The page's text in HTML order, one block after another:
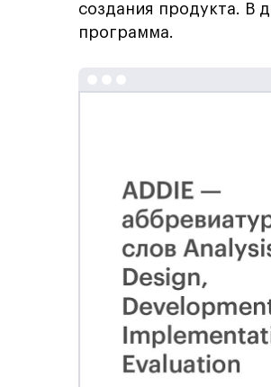
создания продукта. В
программа.